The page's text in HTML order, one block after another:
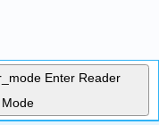
Enter Reader
Mode